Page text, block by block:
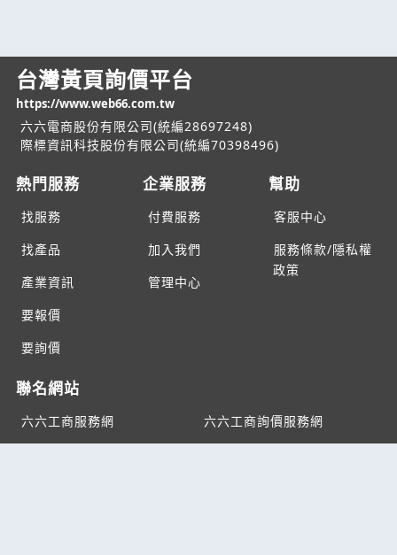
台灣黃頁詢價平台
https://www.web66.com.tw
六六電商股份有限公司(統編28697248)
際標資訊科技股份有限公司(統編70398496)
熱門服務
找服務
找產品
產業資訊
要報價
要詢價
企業服務
付費服務
加入我們
管理中心
幫助
客服中心
服務條款/隱私權
政策
聯名網站
六六工商服務網
六六工商詢價服務網